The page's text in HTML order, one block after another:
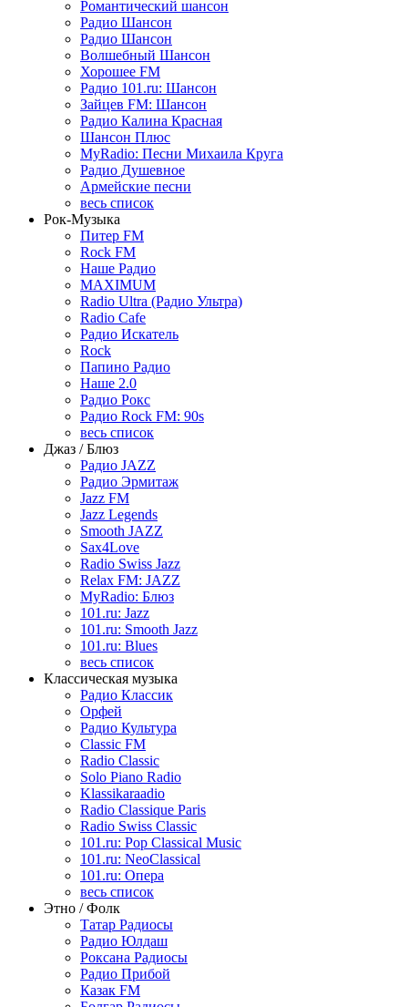
Романтический шансон
Радио Шансон
Радио Шансон
Волшебный Шансон
Хорошее FM
Радио 101.ru: Шансон
Зайцев FM: Шансон
Радио Калина Красная
Шансон Плюс
MyRadio: Песни Михаила Круга
Радио Душевное
Армейские песни
весь список
Рок-Музыка
Питер FM
Rock FM
Наше Радио
MAXIMUM
Radio Ultra (Радио Ультра)
Radio Cafe
Радио Искатель
Rock
Папино Радио
Наше 2.0
Радио Рокс
Радио Rock FM: 90s
весь список
Джаз / Блюз
Радио JAZZ
Радио Эрмитаж
Jazz FM
Jazz Legends
Smooth JAZZ
Sax4Love
Radio Swiss Jazz
Relax FM: JAZZ
MyRadio: Блюз
101.ru: Jazz
101.ru: Smooth Jazz
101.ru: Blues
весь список
Классическая музыка
Радио Классик
Орфей
Радио Культура
Classic FM
Radio Classic
Solo Piano Radio
Klassikaraadio
Radio Classique Paris
Radio Swiss Classic
101.ru: Pop Classical Music
101.ru: NeoClassical
101.ru: Опера
весь список
Этно / Фолк
Татар Радиосы
Радио Юлдаш
Роксана Радиосы
Радио Прибой
Казак FM